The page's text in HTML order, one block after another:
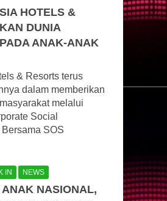
HOTELS &
DUNIA
ANAK-ANAK
& Resorts terus
dalam memberikan
melalui
Social
SOS
IN NEWS
ANAK NASIONAL,